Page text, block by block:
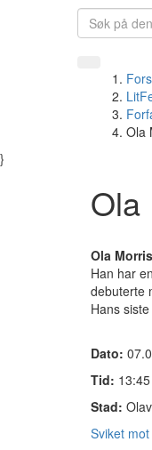
Ola
}
Ola
Ola
Han har
debuterte
Hans
Dato:
Tid:
Stad:
Sviket